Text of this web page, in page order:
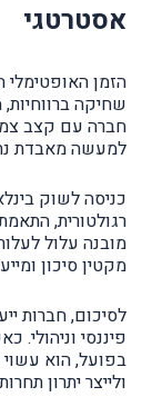
אסטרטגי
הזמן
שחיקה
למעשה מאבדת
כניסה לשוק
רגולטורית,
מובנה עלול
מקטין סיכון
לסיכום, חברות
פיננסי וניהולי.
בפועל, הוא
ולייצר יתרון